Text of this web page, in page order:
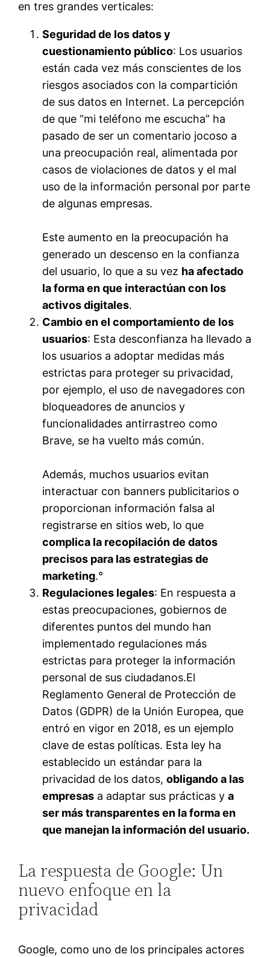
en tres grandes verticales:
Seguridad de los datos y
cuestionamiento público: Los usuarios
están cada vez más conscientes de los
riesgos asociados con la compartición
de sus datos en Internet. La percepción
de que “mi teléfono me escucha” ha
pasado de ser un comentario jocoso a
una preocupación real, alimentada por
casos de violaciones de datos y el mal
uso de la información personal por parte
de algunas empresas.
Este aumento en la preocupación ha
generado un descenso en la confianza
del usuario, lo que a su vez ha afectado
la forma en que interactúan con los
activos digitales.
Cambio en el comportamiento de los
usuarios: Esta desconfianza ha llevado a
los usuarios a adoptar medidas más
estrictas para proteger su privacidad,
por ejemplo, el uso de navegadores con
bloqueadores de anuncios y
funcionalidades antirrastreo como
Brave, se ha vuelto más común.
Además, muchos usuarios evitan
interactuar con banners publicitarios o
proporcionan información falsa al
registrarse en sitios web, lo que
complica la recopilación de datos
precisos para las estrategias de
marketing.°
Regulaciones legales: En respuesta a
estas preocupaciones, gobiernos de
diferentes puntos del mundo han
implementado regulaciones más
estrictas para proteger la información
personal de sus ciudadanos.El
Reglamento General de Protección de
Datos (GDPR) de la Unión Europea, que
entró en vigor en 2018, es un ejemplo
clave de estas políticas. Esta ley ha
establecido un estándar para la
privacidad de los datos,obligando a las
empresas a adaptar sus prácticas ya
ser más transparentes en la forma en
que manejan la información del usuario.
La respuesta de Google: Un
nuevo enfoque en la
privacidad
Google, como uno de los principales actores